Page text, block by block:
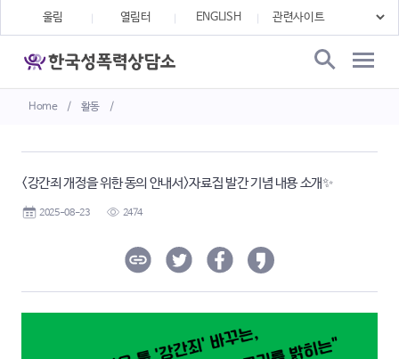
Home / 활동 /
울림 열림터 ENGLISH
<강간죄 개정을 위한 동의 안내서>자료집 발간 기념 내용 소개✨
2025-08-23 2474